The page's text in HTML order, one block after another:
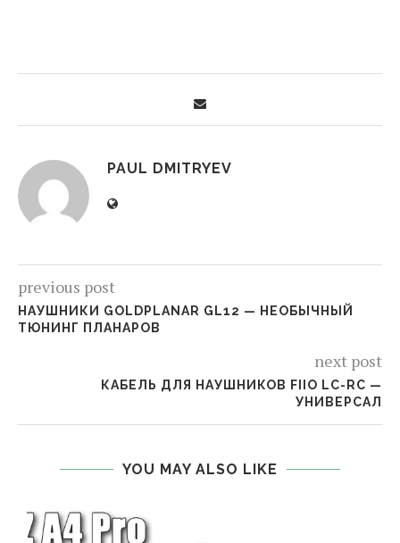
PAUL DMITRYEV
previous post
НАУШНИКИ GOLDPLANAR GL12 — НЕОБЫЧНЫЙ
ТЮНИНГ ПЛАНАРОВ
next post
КАБЕЛЬ ДЛЯ НАУШНИКОВ FIIO LC-RC —
УНИВЕРСАЛ
YOU MAY ALSO LIKE